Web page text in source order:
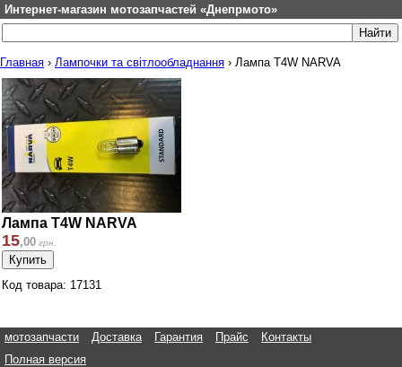
Интернет-магазин мотозапчастей «Днепрмото»
Главная › Лампочки та світлообладнання › Лампа T4W NARVA
Лампа T4W NARVA
15,00 грн.
Код товара: 17131
мотозапчасти Доставка Гарантия Прайс
Контакты
Полная версия